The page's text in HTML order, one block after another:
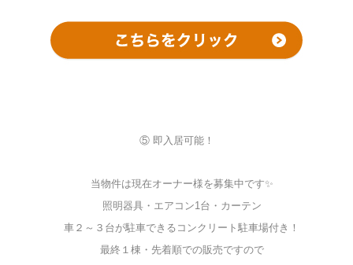
⑤ 即入居可能！
当物件は現在オーナー様を募集中です✨
照明器具・エアコン1台・カーテン
車２～３台が駐車できるコンクリート駐車場付き！
最終１棟・先着順での販売ですので